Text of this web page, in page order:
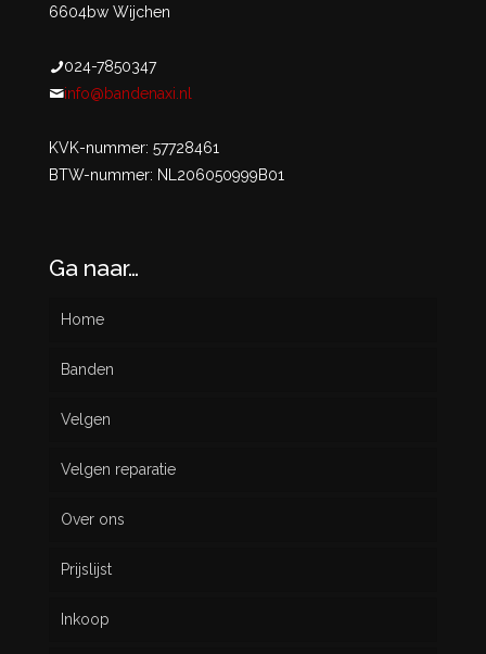
6604bw Wijchen
024-7850347
info@bandenaxi.nl
KVK-nummer: 57728461
BTW-nummer: NL206050999B01
Ga naar…
Home
Banden
Nieuw
Gebruikt
Velgen
Velgen reparatie
Over ons
Prijslijst
Inkoop